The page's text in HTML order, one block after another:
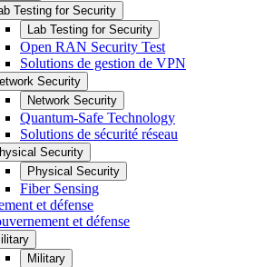
Testing for Security
Lab Testing for Security
Open RAN Security Test
Solutions de gestion de VPN
Security
Network Security
Quantum-Safe Technology
Solutions de sécurité réseau
Security
Physical Security
Fiber Sensing
et défense
et défense
Military